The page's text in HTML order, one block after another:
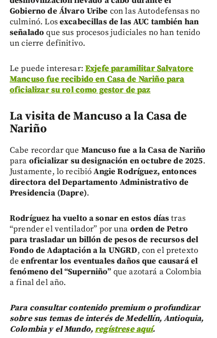
Gobierno de Álvaro Uribe con las Autodefensas no
culminó. Losexcabecillas de las AUC también han
señalado que sus procesos judiciales no han tenido
un cierre definitivo.
Le puede interesar: Exjefe paramilitar Salvatore
Mancuso fue recibido en Casa de Nariño para
oficializar su rol como gestor de paz
La visita de Mancuso a la Casa de
Nariño
Cabe recordar que Mancuso fue a la Casa de Nariño
para oficializar su designación en octubre de 2025.
Justamente, lo recibióAngie Rodríguez, entonces
directora del Departamento Administrativo de
Presidencia (Dapre).
Rodríguez ha vuelto a sonar en estos díastras
“prender el ventilador” por una orden de Petro
para trasladar un billón de pesos de recursos del
Fondo de Adaptación a la UNGRD, con el pretexto
deenfrentar los eventuales daños que causará el
fenómeno del “Superniño” que azotará a Colombia
a final del año.
Para consultar contenido premium o profundizar
sobre sus temas de interés de Medellín, Antioquia,
Colombia y el Mundo,regístrese aquí.